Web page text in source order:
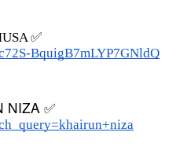
✅
BquigB7mLYP7GNldQ
NIZA ✅